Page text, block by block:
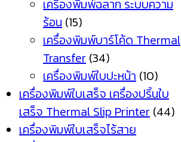
เครื่องพิมพ์ฉลาก ระบบความ
ร้อน (15)
เครื่องพิมพ์บาร์โค้ด Thermal
Transfer (34)
เครื่องพิมพ์ใบปะหน้า (10)
เครื่องพิมพ์ใบเสร็จ เครื่องปริ้นใบ
เสร็จ Thermal Slip Printer (44)
เครื่องพิมพ์ใบเสร็จไร้สาย